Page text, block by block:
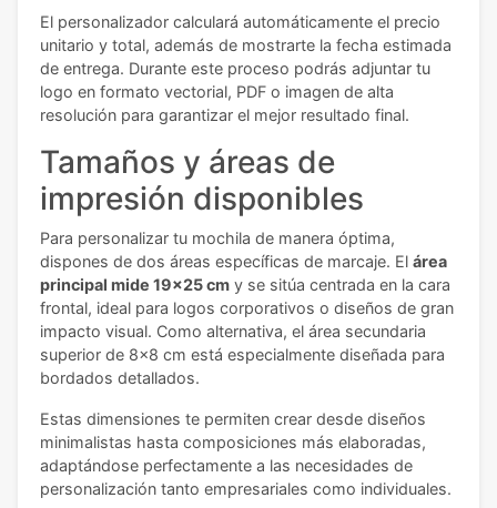
El personalizador calculará automáticamente el precio
unitario y total, además de mostrarte la fecha estimada
de entrega. Durante este proceso podrás adjuntar tu
logo en formato vectorial, PDF o imagen de alta
resolución para garantizar el mejor resultado final.
Tamaños y áreas de
impresión disponibles
Para personalizar tu mochila de manera óptima,
dispones de dos áreas específicas de marcaje. El área
principal mide 19x25 cm y se sitúa centrada en la cara
frontal, ideal para logos corporativos o diseños de gran
impacto visual. Como alternativa, el área secundaria
superior de 8x8 cm está especialmente diseñada para
bordados detallados.
Estas dimensiones te permiten crear desde diseños
minimalistas hasta composiciones más elaboradas,
adaptándose perfectamente a las necesidades de
personalización tanto empresariales como individuales.